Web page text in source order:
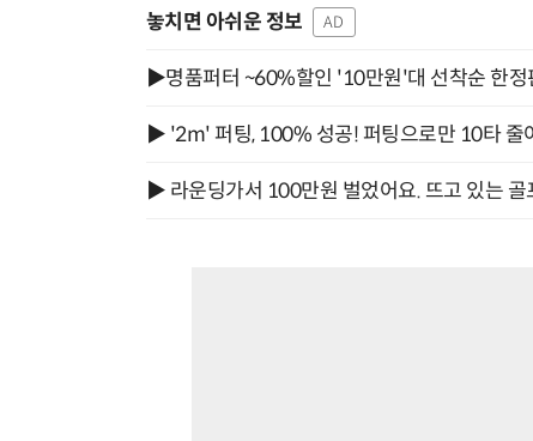
놓치면 아쉬운 정보 AD
▶명품퍼터 ~60%할인 '10만원'대 선착순 한정
▶ '2m' 퍼팅, 100% 성공! 퍼팅으로만 10타 줄
▶ 라운딩가서 100만원 벌었어요. 뜨고 있는 골